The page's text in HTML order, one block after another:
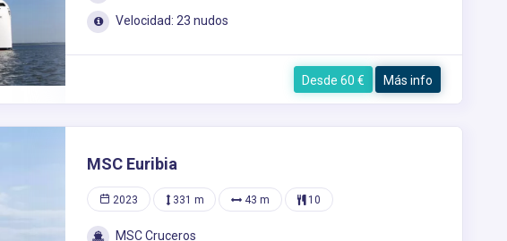
Velocidad: 23 nudos
Desde 60 € Más info
MSC Euribia
2023 331 m 43 m 10
MSC Cruceros